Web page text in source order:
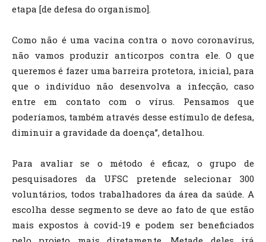
etapa [de defesa do organismo].
Como não é uma vacina contra o novo coronavírus,
não vamos produzir anticorpos contra ele. O que
queremos é fazer uma barreira protetora, inicial, para
que o indivíduo não desenvolva a infecção, caso
entre em contato com o vírus. Pensamos que
poderíamos, também através desse estímulo de defesa,
diminuir a gravidade da doença”, detalhou.
Para avaliar se o método é eficaz, o grupo de
pesquisadores da UFSC pretende selecionar 300
voluntários, todos trabalhadores da área da saúde. A
escolha desse segmento se deve ao fato de que estão
mais expostos à covid-19 e podem ser beneficiados